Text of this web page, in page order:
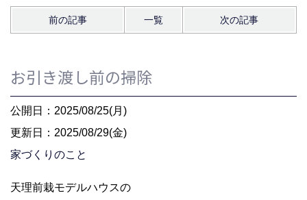
前の記事 一覧 次の記事
お引き渡し前の掃除
公開日：2025/08/25(月)
更新日：2025/08/29(金)
家づくりのこと
天理前栽モデルハウスの